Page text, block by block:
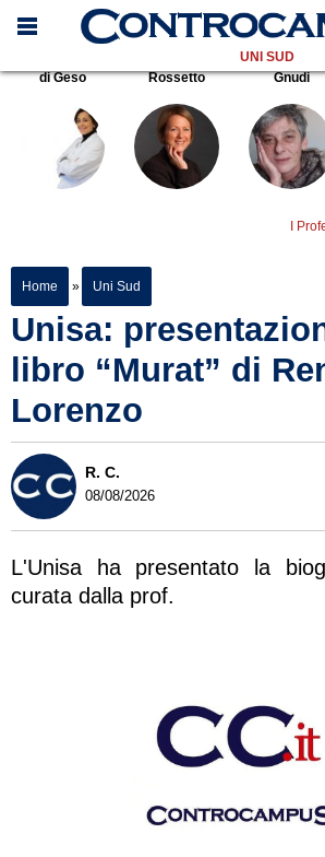
UNI SUD
di Geso
Rossetto Gnudi
I
Home » Uni Sud
Unisa:
libro “Murat” di
Lorenzo
R. C.
08/08/2026
L'Unisa ha presentato la
curata dalla prof.